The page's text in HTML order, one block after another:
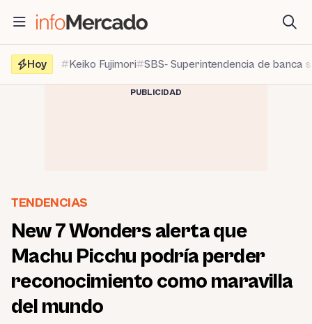
contenido
Hoy
Keiko Fujimori SBS- Superintendencia de banca
PUBLICIDAD
TENDENCIAS
New 7 Wonders alerta que
Machu Picchu podría perder
reconocimiento como maravilla
del mundo